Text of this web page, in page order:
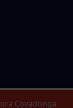
Covadonga